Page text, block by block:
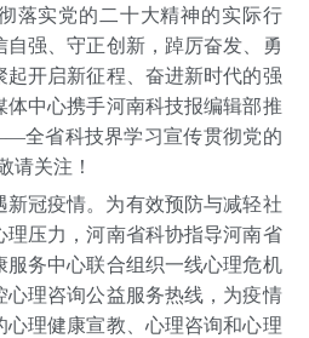
落实党的二十大精神的实际行
强、守正创新，踔厉奋发、勇
开启新征程、奋进新时代的强
体中心携手河南科技报编辑部推
全省科技界学习宣传贯彻党的
请关注！
新冠疫情。为有效预防与减轻社
压力，河南省科协指导河南省
务中心联合组织一线心理危机
理咨询公益服务热线，为疫情
理健康宣教、心理咨询和心理